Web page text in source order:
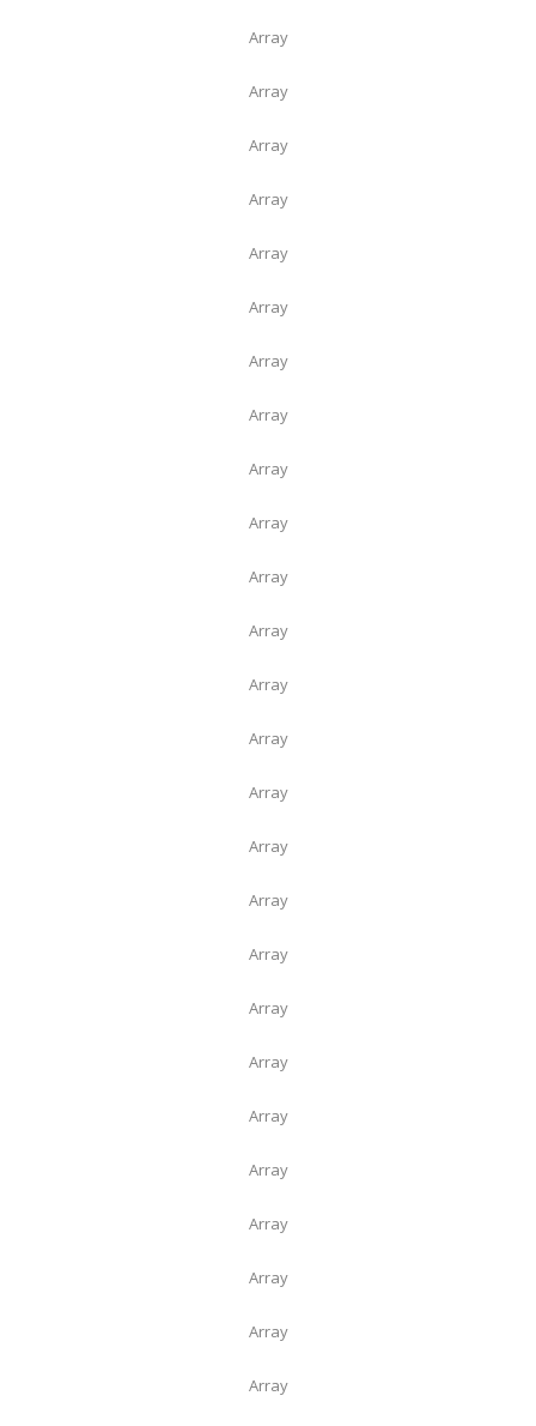
Array
Array
Array
Array
Array
Array
Array
Array
Array
Array
Array
Array
Array
Array
Array
Array
Array
Array
Array
Array
Array
Array
Array
Array
Array
Array